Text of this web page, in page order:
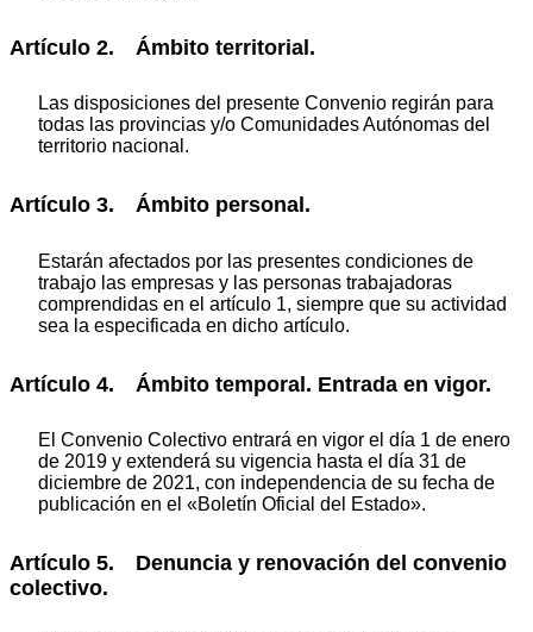
Artículo 2. Ámbito territorial.
Las disposiciones del presente Convenio regirán para
todas las provincias y/o Comunidades Autónomas del
territorio nacional.
Artículo 3. Ámbito personal.
Estarán afectados por las presentes condiciones de
trabajo las empresas y las personas trabajadoras
comprendidas en el artículo 1, siempre que su actividad
sea la especificada en dicho artículo.
Artículo 4. Ámbito temporal. Entrada en vigor.
El Convenio Colectivo entrará en vigor el día 1 de enero
de 2019 y extenderá su vigencia hasta el día 31 de
diciembre de 2021, con independencia de su fecha de
publicación en el «Boletín Oficial del Estado».
Artículo 5. Denuncia y renovación del convenio
colectivo.